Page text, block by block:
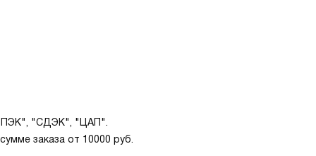
"ПЭК", "СДЭК", "ЦАП".
заказа от 10000 руб.